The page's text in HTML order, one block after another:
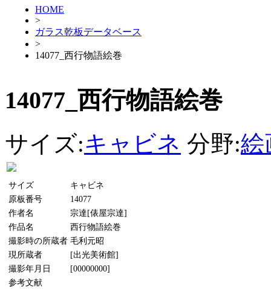
HOME
>
ガラス乾板データベース
>
14077_西行物語絵巻
14077_西行物語絵巻
サイズ:キャビネ 分野:絵
サイズ
キャビネ
原板番号
14077
作者名
宗達[俵屋宗達]
作品名
西行物語絵巻
撮影時の所蔵者 毛利元昭
現所蔵者
[出光美術館]
撮影年月日
[00000000]
参考文献